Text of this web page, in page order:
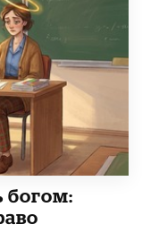
богом: